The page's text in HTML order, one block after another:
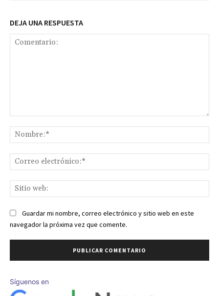
DEJA UNA RESPUESTA
Guardar mi nombre, correo electrónico y sitio web en este
navegador la próxima vez que comente.
Síguenos en